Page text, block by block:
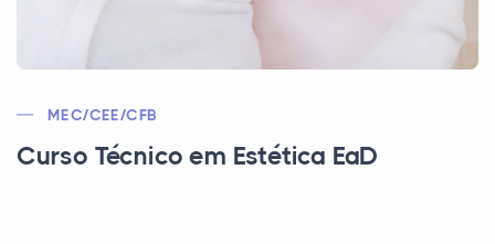
MEC/CEE/CFB
Curso Técnico em Estética EaD